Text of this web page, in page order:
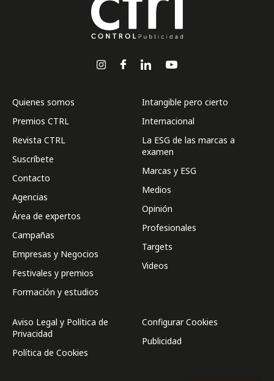
Quienes somos
Premios CTRL
Revista CTRL
Suscríbete
Contacto
Agencias
Área de expertos
Campañas
Empresas y Negocios
Festivales y premios
Formación y estudios
Intangible pero cierto
Internacional
La ESG de las marcas a
examen
Marcas y ESG
Medios
Opinión
Profesionales
Targets
Videos
Aviso Legal y Política de
Privacidad
Política de Cookies
Configurar Cookies
Publicidad